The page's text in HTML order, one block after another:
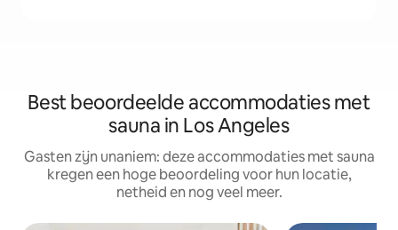
Best beoordeelde accommodaties met
sauna in Los Angeles
Gasten zijn unaniem: deze accommodaties met sauna
kregen een hoge beoordeling voor hun locatie,
netheid en nog veel meer.